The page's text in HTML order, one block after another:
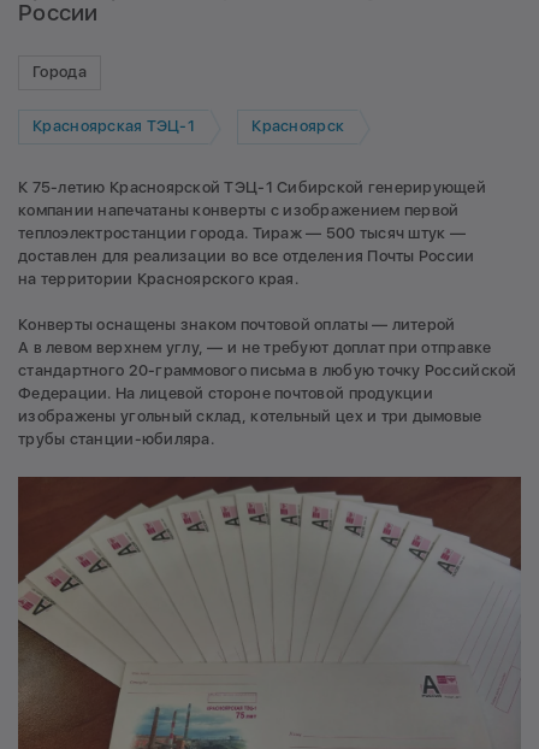
России
Города
Красноярская ТЭЦ-1 Красноярск
К 75-летию Красноярской ТЭЦ-1 Сибирской генерирующей
компании напечатаны конверты с изображением первой
теплоэлектростанции города. Тираж — 500 тысяч штук —
доставлен для реализации во все отделения Почты России
на территории Красноярского края.
Конверты оснащены знаком почтовой оплаты — литерой
А в левом верхнем углу, — и не требуют доплат при отправке
стандартного 20-граммового письма в любую точку Российской
Федерации. На лицевой стороне почтовой продукции
изображены угольный склад, котельный цех и три дымовые
трубы станции-юбиляра.